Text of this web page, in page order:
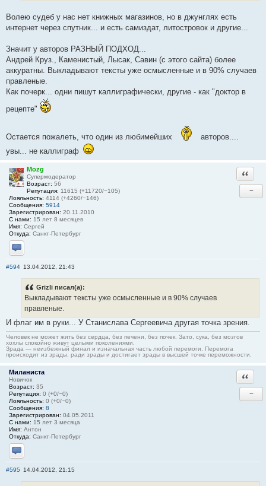
Волею судеб у нас нет книжных магазинов, но в джунглях есть
интернет через спутник... и есть самиздат, литостровок и другие...
Значит у авторов РАЗНЫЙ ПОДХОД...
Андрей Круз., Каменистый, Лысак, Савин (с этого сайта) более
аккуратны. Выкладывают тексты уже осмысленные и в 90% случаев
правленые.
Как почерк... одни пишут каллиграфически, другие - как "доктор в
рецепте"
Остается пожалеть, что один из любимейших
авторов....
увы... не каллиграф
Mozg
Супермодератор
Возраст: 56
Репутация: 11615 (+11720/−105)
Лояльность: 4114 (+4260/−146)
Сообщения: 5914
Зарегистрирован: 20.11.2010
С нами: 15 лет 8 месяцев
Имя: Сергей
Откуда: Санкт-Петербург
Отправить личное сообщение
−
#594 13.04.2012, 21:43
Grizli писал(а):
Выкладывают тексты уже осмысленные и в 90% случаев
правленые.
И флаг им в руки... У Станислава Сергеевича другая точка зрения.
Человек не может жить без сердца, без печени, без почек. Зато, сука, без мозгов
хохлы спокойно живут целыми поколениями.
Зрада — неизбежный финал и изначальная часть любой перемоги. Перемога
происходит из зрады, ради зрады и достигает зрады в высшей точке переможности.
Миланиста
Новичок
Возраст: 35
Репутация: 0 (+0/−0)
Лояльность: 0 (+0/−0)
Сообщения: 8
Зарегистрирован: 04.05.2011
С нами: 15 лет 3 месяца
Имя: Антон
Откуда: Санкт-Петербург
Отправить личное сообщение
−
#595 14.04.2012, 21:15